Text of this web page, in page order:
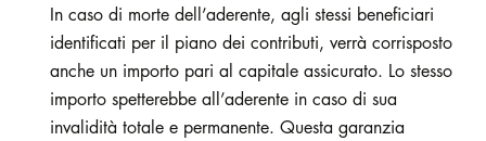
In caso di morte dell’aderente, agli stessi beneficiari
identificati per il piano dei contributi, verrà corrisposto
anche un importo pari al capitale assicurato. Lo stesso
importo spetterebbe all’aderente in caso di sua
invalidità totale e permanente. Questa garanzia